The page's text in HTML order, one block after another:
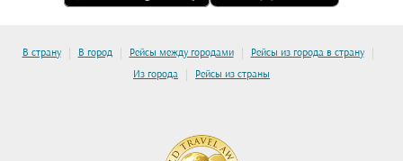
В страну | В город | Рейсы между городами | Рейсы из города в страну |
Из города | Рейсы из страны